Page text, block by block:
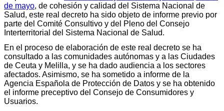
de mayo, de cohesión y calidad del Sistema Nacional de
Salud, este real decreto ha sido objeto de informe previo por
parte del Comité Consultivo y del Pleno del Consejo
Interterritorial del Sistema Nacional de Salud.
En el proceso de elaboración de este real decreto se ha
consultado a las comunidades autónomas y a las Ciudades
de Ceuta y Melilla, y se ha dado audiencia a los sectores
afectados. Asimismo, se ha sometido a informe de la
Agencia Española de Protección de Datos y se ha obtenido
el informe preceptivo del Consejo de Consumidores y
Usuarios.